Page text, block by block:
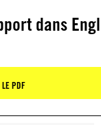
dans
LE PDF